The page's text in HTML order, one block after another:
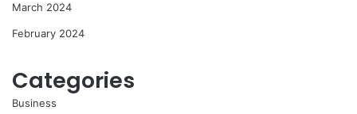
March 2024
February 2024
Categories
Business